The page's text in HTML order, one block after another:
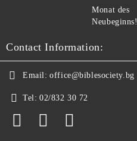
Monat des
Neubeginns!
Contact Information:
Email: office@biblesociety.bg
Tel: 02/832 30 72